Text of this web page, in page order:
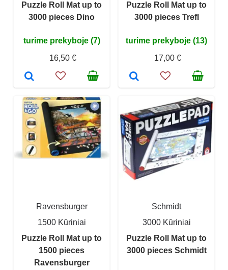
Puzzle Roll Mat up to
3000 pieces Dino
turime prekyboje (7)
16,50 €
Puzzle Roll Mat up to
3000 pieces Trefl
turime prekyboje (13)
17,00 €
Ravensburger
1500 Kūriniai
Puzzle Roll Mat up to
1500 pieces
Ravensburger
Schmidt
3000 Kūriniai
Puzzle Roll Mat up to
3000 pieces Schmidt